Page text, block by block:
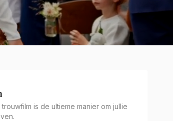
is de ultieme manier om jullie